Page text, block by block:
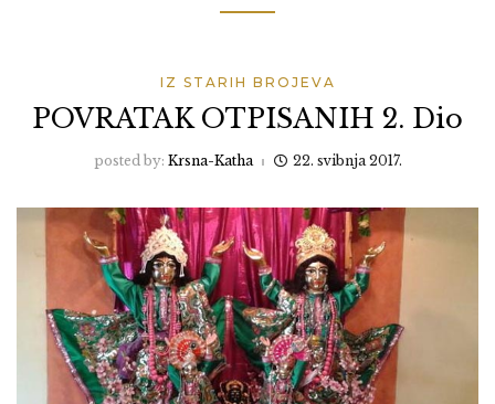
IZ STARIH BROJEVA
POVRATAK OTPISANIH 2. Dio
posted by: Krsna-Katha 22. svibnja 2017.